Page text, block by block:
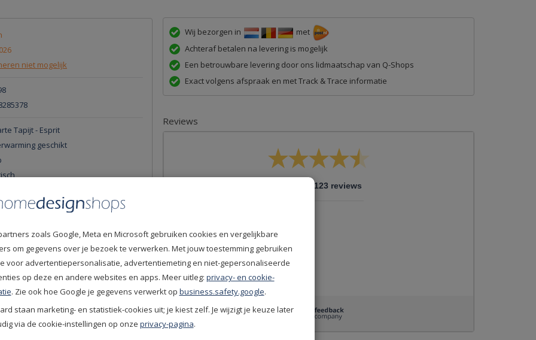
niet mogelijk
Tapijt - Esprit
geschikt
trapgebruik
woongebruik
projectgebruik
niet mogelijk
Wij bezorgen in
met
Achteraf betalen na levering is mogelijk
Een betrouwbare levering door ons lidmaatschap van Q-Shops
Exact volgens afspraak en met Track & Trace informatie
Reviews
9.123 reviews
Positief
10 /10
Vic
Zeer goed.
zoals Google, Meta en Microsoft gebruiken cookies en vergelijkbare
om gegevens over je bezoek te verwerken. Met jouw toestemming gebruiken
voor advertentiepersonalisatie, advertentiemeting en niet-gepersonaliseerde
op deze en andere websites en apps. Meer uitleg: privacy- en cookie-
. Zie ook hoe Google je gegevens verwerkt op business.safety.google.
staan marketing- en statistiek-cookies uit; je kiest zelf. Je wijzigt je keuze later
via de cookie-instellingen op onze privacy-pagina.